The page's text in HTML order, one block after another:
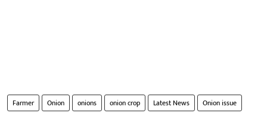
Farmer Onion onions onion crop Latest News Onion issue